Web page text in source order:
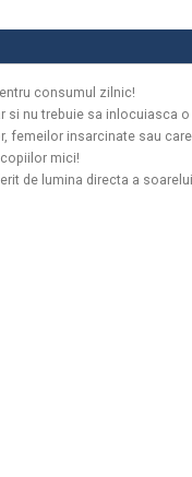
consumul zilnic!
si nu trebuie sa inlocuiasca
femeilor insarcinate sau
mici!
de lumina directa a